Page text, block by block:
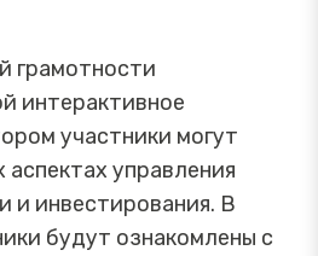
грамотности
интерактивное
участники могут
управления
и инвестирования. В
будут ознакомлены с